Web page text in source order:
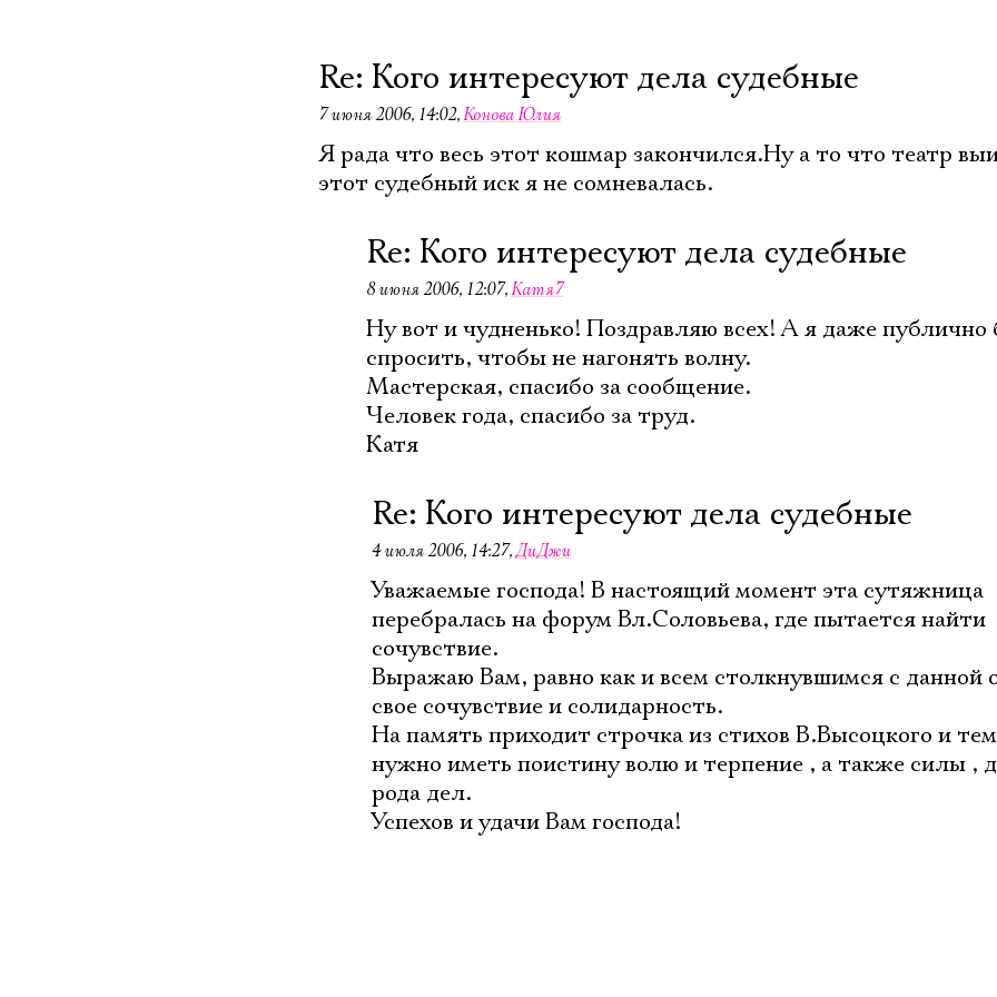
Re: Кого интересуют дела судебные
7 июня 2006, 14:02,Конова Юлия
Я рада что весь этот кошмар закончился.Ну а то что театр
этот судебный иск я не сомневалась.
Re: Кого интересуют дела судебные
8 июня 2006, 12:07,Катя7
Ну вот и чудненько! Поздравляю всех! А я даже публично
спросить, чтобы не нагонять волну.
Мастерская, спасибо за сообщение.
Человек года, спасибо за труд.
Катя
Re: Кого интересуют дела судебные
4 июля 2006, 14:27,ДиДжи
Уважаемые господа! В настоящий момент эта сутяжница
перебралась на форум Вл.Соловьева, где пытается найти
сочувствие.
Выражаю Вам, равно как и всем столкнувшимся с данной
свое сочувствие и солидарность.
На память приходит строчка из стихов В.Высоцкого и
нужно иметь поистину волю и терпение , а также силы ,
рода дел.
Успехов и удачи Вам господа!